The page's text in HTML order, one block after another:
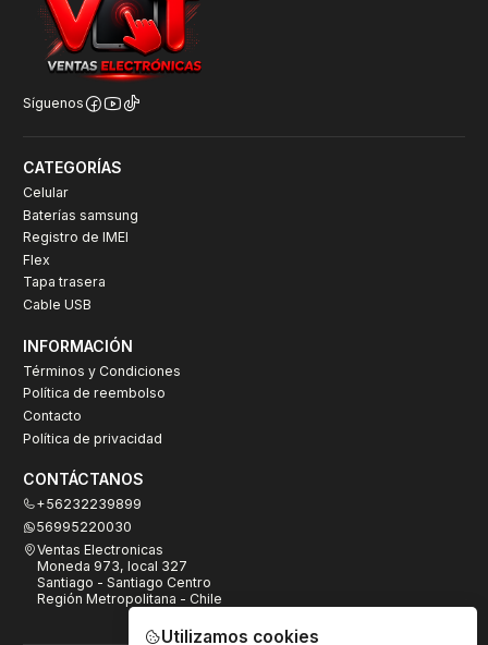
Síguenos
CATEGORÍAS
Celular
Baterías samsung
Registro de IMEI
Flex
Tapa trasera
Cable USB
INFORMACIÓN
Términos y Condiciones
Política de reembolso
Contacto
Política de privacidad
CONTÁCTANOS
+56232239899
56995220030
Ventas Electronicas
Moneda 973, local 327
Santiago - Santiago Centro
Región Metropolitana - Chile
Utilizamos cookies